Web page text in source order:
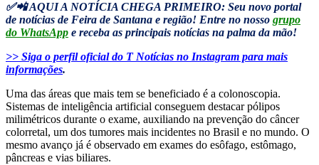
✅📲 AQUI A NOTÍCIA CHEGA PRIMEIRO: Seu novo portal
de notícias de Feira de Santana e região! Entre no nosso grupo
do WhatsApp e receba as principais notícias na palma da mão!
>> Siga o perfil oficial do T Notícias no Instagram para mais
informações.
Uma das áreas que mais tem se beneficiado é a colonoscopia.
Sistemas de inteligência artificial conseguem destacar pólipos
milimétricos durante o exame, auxiliando na prevenção do câncer
colorretal, um dos tumores mais incidentes no Brasil e no mundo. O
mesmo avanço já é observado em exames do esôfago, estômago,
pâncreas e vias biliares.